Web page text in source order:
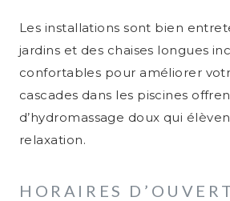
Les installations sont bien
jardins et des chaises longues
confortables pour améliorer
cascades dans les piscines
d’hydromassage doux qui
relaxation.
HORAIRES